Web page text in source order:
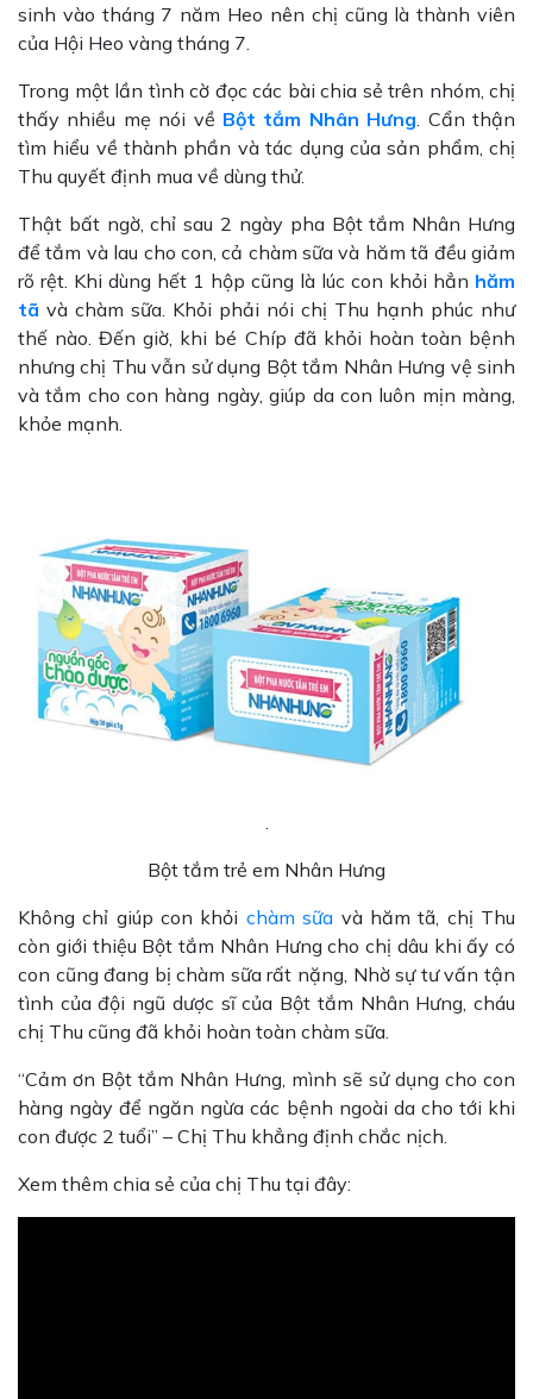
sinh vào tháng 7 năm Heo nên chị cũng là thành viên
của Hội Heo vàng tháng 7.
Trong một lần tình cờ đọc các bài chia sẻ trên nhóm, chị
thấy nhiều mẹ nói về Bột tắm Nhân Hưng . Cẩn thận
tìm hiểu về thành phần và tác dụng của sản phẩm, chị
Thu quyết định mua về dùng thử.
Thật bất ngờ, chỉ sau 2 ngày pha Bột tắm Nhân Hưng
để tắm và lau cho con, cả chàm sữa và hăm tã đều giảm
rõ rệt. Khi dùng hết 1 hộp cũng là lúc con khỏi hẳn hăm
tã và chàm sữa. Khỏi phải nói chị Thu hạnh phúc như
thế nào. Đến giờ, khi bé Chíp đã khỏi hoàn toàn bệnh
nhưng chị Thu vẫn sử dụng Bột tắm Nhân Hưng vệ sinh
và tắm cho con hàng ngày, giúp da con luôn mịn màng,
khỏe mạnh.
.
Bột tắm trẻ em Nhân Hưng
Không chỉ giúp con khỏi chàm sữa và hăm tã, chị Thu
còn giới thiệu Bột tắm Nhân Hưng cho chị dâu khi ấy có
con cũng đang bị chàm sữa rất nặng, Nhờ sự tư vấn tận
tình của đội ngũ dược sĩ của Bột tắm Nhân Hưng, cháu
chị Thu cũng đã khỏi hoàn toàn chàm sữa.
“Cảm ơn Bột tắm Nhân Hưng, mình sẽ sử dụng cho con
hàng ngày để ngăn ngừa các bệnh ngoài da cho tới khi
con được 2 tuổi” – Chị Thu khẳng định chắc nịch.
Xem thêm chia sẻ của chị Thu tại đây: